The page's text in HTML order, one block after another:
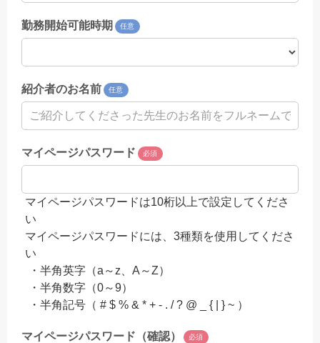
勤務開始可能時期 任意
紹介者のお名前 任意
マイページパスワード 必須
マイページパスワードは10桁以上で設定してくださ
い
マイページパスワードには、3種類を使用してくださ
い
・半角英字（a～z、A～Z）
・半角数字（0～9）
・半角記号（ # $ % & * + - . / ? @ _ { | } ~ ）
マイページパスワード（確認） 必須